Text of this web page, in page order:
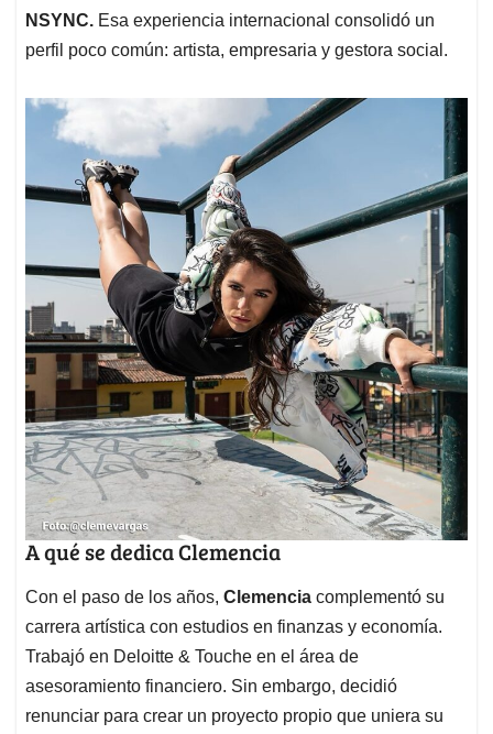
NSYNC. Esa experiencia internacional consolidó un
perfil poco común: artista, empresaria y gestora social.
A qué se dedica Clemencia
Con el paso de los años, Clemencia complementó su
carrera artística con estudios en finanzas y economía.
Trabajó en Deloitte & Touche en el área de
asesoramiento financiero. Sin embargo, decidió
renunciar para crear un proyecto propio que uniera su